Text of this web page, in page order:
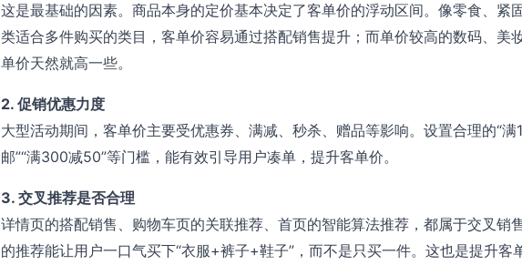
这是最基础的因素。商品本身的定价基本决定了客单价的浮动区间。像零食、紧
类适合多件购买的类目，客单价容易通过搭配销售提升；而单价较高的数码、美
单价天然就高一些。
2. 促销优惠力度
大型活动期间，客单价主要受优惠券、满减、秒杀、赠品等影响。设置合理的“满
邮”“满300减50”等门槛，能有效引导用户凑单，提升客单价。
3. 交叉推荐是否合理
详情页的搭配销售、购物车页的关联推荐、首页的智能算法推荐，都属于交叉销
的推荐能让用户一口气买下“衣服+裤子+鞋子”，而不是只买一件。这也是提升客